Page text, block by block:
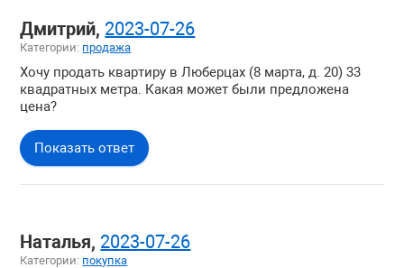
Дмитрий, 2023-07-26
Категории: продажа
Хочу продать квартиру в Люберцах (8 марта, д. 20) 33
квадратных метра. Какая может были предложена
цена?
Показать ответ
Наталья, 2023-07-26
Категории: покупка